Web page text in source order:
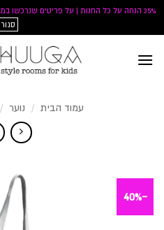
35% הנחה על כל החנות | על פריטים שנרכשו במבצעי חיסול אין החזרות ו/או החלפות | ט.ל.ח
סגור
עמוד הבית / נוער /
-40%